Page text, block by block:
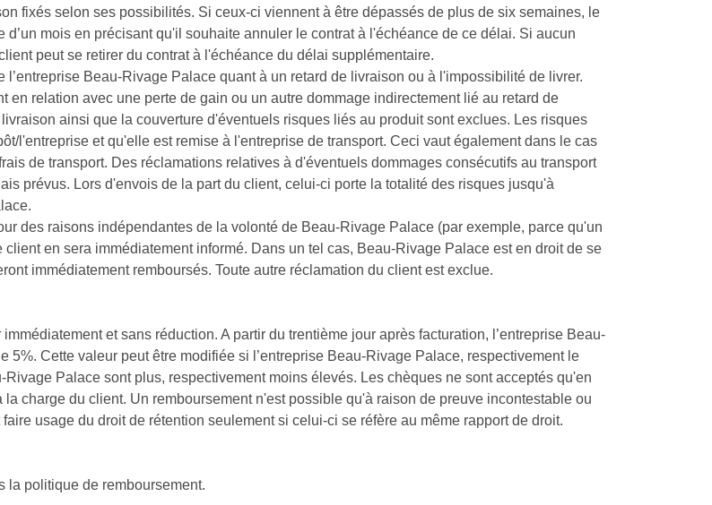
fixés selon ses possibilités. Si ceux-ci viennent à être dépassés de plus de six semaines, le
mois en précisant qu'il souhaite annuler le contrat à l'échéance de ce délai. Si aucun
peut se retirer du contrat à l'échéance du délai supplémentaire.
l’entreprise Beau-Rivage Palace quant à un retard de livraison ou à l'impossibilité de livrer.
relation avec une perte de gain ou un autre dommage indirectement lié au retard de
ainsi que la couverture d'éventuels risques liés au produit sont exclues. Les risques
l'entreprise et qu'elle est remise à l'entreprise de transport. Ceci vaut également dans le cas
de transport. Des réclamations relatives à d'éventuels dommages consécutifs au transport
prévus. Lors d'envois de la part du client, celui-ci porte la totalité des risques jusqu'à
des raisons indépendantes de la volonté de Beau-Rivage Palace (par exemple, parce qu'un
en sera immédiatement informé. Dans un tel cas, Beau-Rivage Palace est en droit de se
immédiatement remboursés. Toute autre réclamation du client est exclue.
et sans réduction. A partir du trentième jour après facturation, l’entreprise Beau-
5%. Cette valeur peut être modifiée si l’entreprise Beau-Rivage Palace, respectivement le
Palace sont plus, respectivement moins élevés. Les chèques ne sont acceptés qu'en
charge du client. Un remboursement n'est possible qu'à raison de preuve incontestable ou
usage du droit de rétention seulement si celui-ci se réfère au même rapport de droit.
la politique de remboursement.